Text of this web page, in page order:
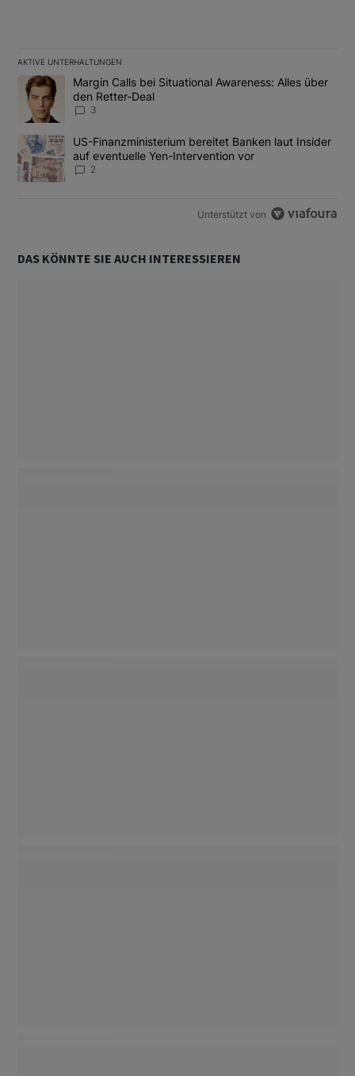
AKTIVE UNTERHALTUNGEN
Das Folgende ist eine Liste der am meisten kommentierten
Ein Trendartikel mit dem Titel "Margin Calls bei Situational
Margin Calls bei Situational Awareness: Alles über
den Retter-Deal
3
Ein Trendartikel mit dem Titel "US-Finanzministerium bereitet
US-Finanzministerium bereitet Banken laut Insider
auf eventuelle Yen-Intervention vor
2
Unterstützt von
DAS KÖNNTE SIE AUCH INTERESSIEREN